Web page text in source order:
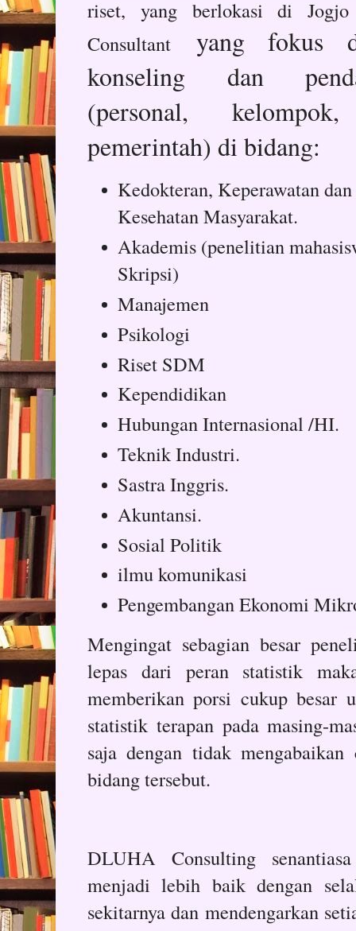
riset, yang berlokasi di
Consultant
yang fokus
konseling dan
(personal,
pemerintah) di bidang:
Kedokteran, Keperawatan
Kesehatan Masyarakat.
Akademis (penelitian
Skripsi)
Manajemen
Psikologi
Riset SDM
Kependidikan
Hubungan Internasional /HI.
Teknik Industri.
Sastra Inggris.
Akuntansi.
Sosial Politik
ilmu komunikasi
Pengembangan Ekonomi
Mengingat sebagian besar
lepas dari peran statistik
memberikan porsi cukup besar
statistik terapan pada masing-
saja dengan tidak
bidang tersebut.
DLUHA Consulting
menjadi lebih baik dengan
sekitarnya dan mendengarkan